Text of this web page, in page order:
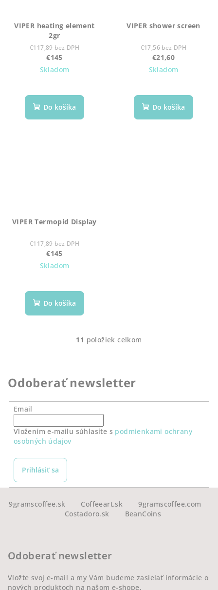
VIPER heating element
2gr
€117,89 bez DPH
€145
Skladom
Do košíka
VIPER shower screen
€17,56 bez DPH
€21,60
Skladom
Do košíka
VIPER Termopid Display
€117,89 bez DPH
€145
Skladom
Do košíka
O
á
d
a
e
y
v
ý
u
11 položiek celkom
Odoberať newsletter
Email
Vložením e-mailu súhlasíte s podmienkami ochrany
osobných údajov
Prihlásiť sa
9gramscoffee.sk Coffeeart.sk
9gramscoffee.com
Costadoro.sk
BeanCoins
Odoberať newsletter
Vložte svoj e-mail a my Vám budeme zasielať informácie o
nových produktoch na našom e-shope.